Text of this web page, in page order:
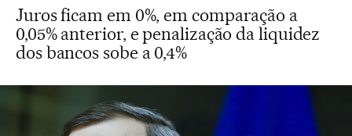
Juros ficam em 0%, em comparação a
0,05% anterior, e penalização da liquidez
dos bancos sobe a 0,4%